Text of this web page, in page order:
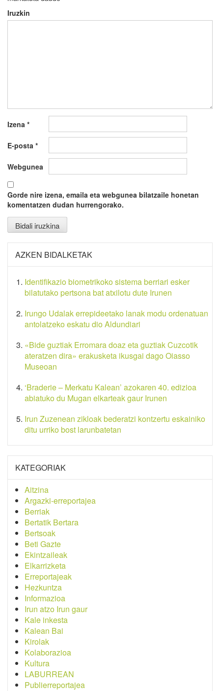
Iruzkin
Izena *
E-posta *
Webgunea
Gorde nire izena, emaila eta webgunea bilatzaile honetan
komentatzen dudan hurrengorako.
AZKEN BIDALKETAK
Identifikazio biometrikoko sistema berriari esker
bilatutako pertsona bat atxilotu dute Irunen
Irungo Udalak errepideetako lanak modu ordenatuan
antolatzeko eskatu dio Aldundiari
«Bide guztiak Erromara doaz eta guztiak Cuzcotik
ateratzen dira» erakusketa ikusgai dago Oiasso
Museoan
‘Braderie – Merkatu Kalean’ azokaren 40. edizioa
abiatuko du Mugan elkarteak gaur Irunen
Irun Zuzenean zikloak bederatzi kontzertu eskainiko
ditu urriko bost larunbatetan
KATEGORIAK
Aitzina
Argazki-erreportajea
Berriak
Bertatik Bertara
Bertsoak
Beti Gazte
Ekintzaileak
Elkarrizketa
Erreportajeak
Hezkuntza
Informazioa
Irun atzo Irun gaur
Kale inkesta
Kalean Bai
Kirolak
Kolaborazioa
Kultura
LABURREAN
Publierreportajea